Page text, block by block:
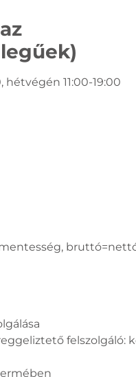
hétvégén 11:00-19:00
felszolgáló: